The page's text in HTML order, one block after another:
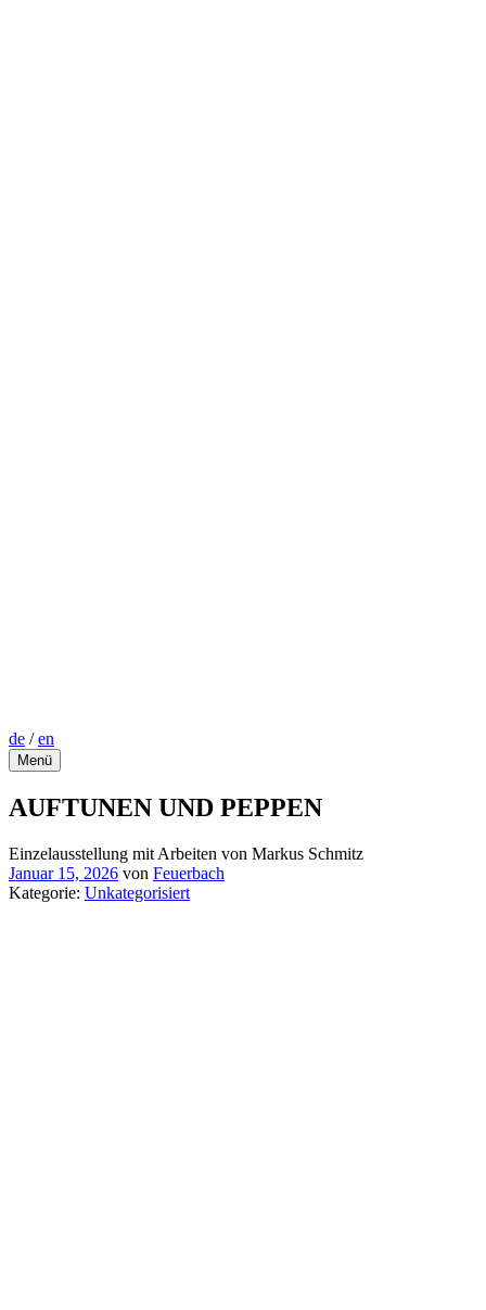
de /en
Menü
AUFTUNEN UND PEPPEN
Einzelausstellung mit Arbeiten von Markus Schmitz
Januar 15, 2026 von Feuerbach
Kategorie: Unkategorisiert